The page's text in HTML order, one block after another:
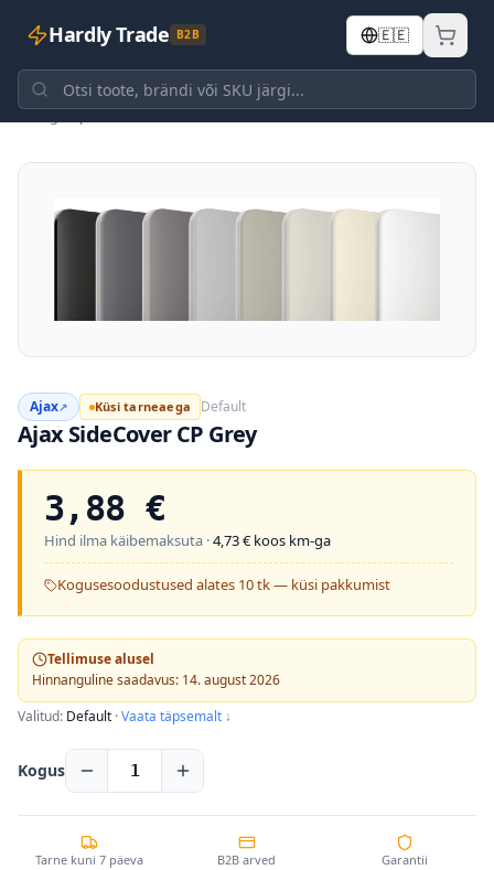
Hardly Trade B2B 🇪🇪
Tagasi poodi
Ajax↗ Küsi tarneaega Default
Ajax SideCover CP Grey
3,88 €
Hind ilma käibemaksuta ·4,73€ koos km-ga
Kogusesoodustused alates 10 tk — küsi pakkumist
Tellimuse alusel
Hinnanguline saadavus: 14. august 2026
Valitud: Default ·Vaata täpsemalt ↓
Kogus 1
Tarne kuni 7 päeva B2B arved Garantii